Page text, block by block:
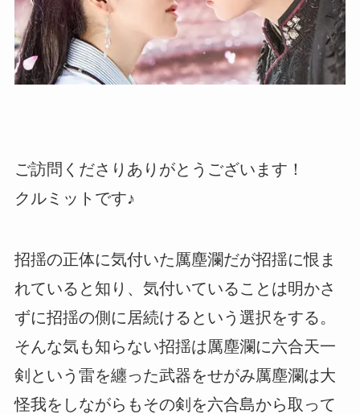
ご訪問くださりありがとうございます！
クルミットです♪
招揺の正体に気付いた厲塵瀾だが招揺に恨ま
れていると知り、気付いていることは明かさ
ずに招揺の側に居続けるという選択をする。
そんな気も知らない招揺は厲塵瀾に六合天一
剣という雷を纏った武器をせがみ厲塵瀾は大
怪我をしながらもその剣を六合島から取って